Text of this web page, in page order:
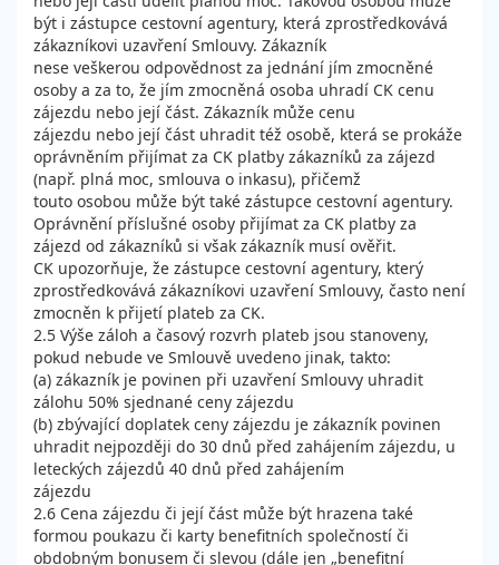
být i zástupce cestovní agentury, která zprostředkovává
zákazníkovi uzavření Smlouvy. Zákazník
nese veškerou odpovědnost za jednání jím zmocněné
osoby a za to, že jím zmocněná osoba uhradí CK cenu
zájezdu nebo její část. Zákazník může cenu
zájezdu nebo její část uhradit též osobě, která se prokáže
oprávněním přijímat za CK platby zákazníků za zájezd
(např. plná moc, smlouva o inkasu), přičemž
touto osobou může být také zástupce cestovní agentury.
Oprávnění příslušné osoby přijímat za CK platby za
zájezd od zákazníků si však zákazník musí ověřit.
CK upozorňuje, že zástupce cestovní agentury, který
zprostředkovává zákazníkovi uzavření Smlouvy, často není
zmocněn k přijetí plateb za CK.
2.5 Výše záloh a časový rozvrh plateb jsou stanoveny,
pokud nebude ve Smlouvě uvedeno jinak, takto:
(a) zákazník je povinen při uzavření Smlouvy uhradit
zálohu 50% sjednané ceny zájezdu
(b) zbývající doplatek ceny zájezdu je zákazník povinen
uhradit nejpozději do 30 dnů před zahájením zájezdu, u
leteckých zájezdů 40 dnů před zahájením
zájezdu
2.6 Cena zájezdu či její část může být hrazena také
formou poukazu či karty benefitních společností či
obdobným bonusem či slevou (dále jen „benefitní